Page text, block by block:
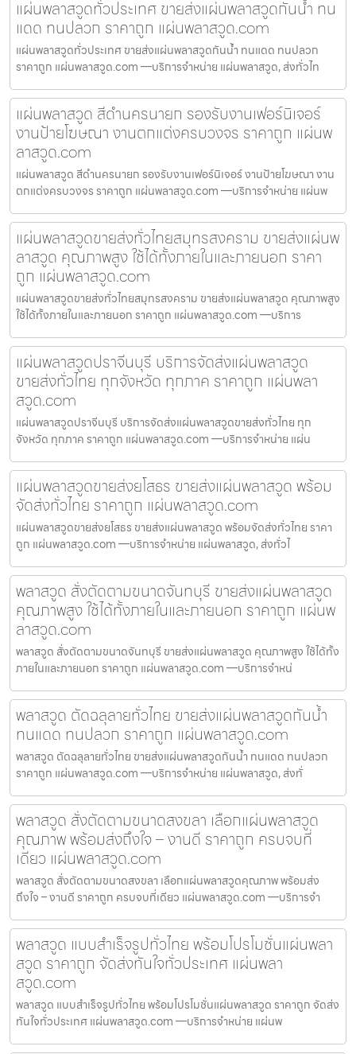
แผ่นพลาสวูดทั่วประเทศ ขายส่งแผ่นพลาสวูดกันน้ำ ทน
แดด ทนปลวก ราคาถูก แผ่นพลาสวูด.com
แผ่นพลาสวูดทั่วประเทศ ขายส่งแผ่นพลาสวูดกันน้ำ ทนแดด ทนปลวก
ราคาถูก แผ่นพลาสวูด.com —บริการจำหน่าย แผ่นพลาสวูด, ส่งทั่วไท
แผ่นพลาสวูด สีดำนครนายก รองรับงานเฟอร์นิเจอร์
งานป้ายโฆษณา งานตกแต่งครบวงจร ราคาถูก แผ่นพ
ลาสวูด.com
แผ่นพลาสวูด สีดำนครนายก รองรับงานเฟอร์นิเจอร์ งานป้ายโฆษณา งาน
ตกแต่งครบวงจร ราคาถูก แผ่นพลาสวูด.com —บริการจำหน่าย แผ่นพ
แผ่นพลาสวูดขายส่งทั่วไทยสมุทรสงคราม ขายส่งแผ่นพ
ลาสวูด คุณภาพสูง ใช้ได้ทั้งภายในและภายนอก ราคา
ถูก แผ่นพลาสวูด.com
แผ่นพลาสวูดขายส่งทั่วไทยสมุทรสงคราม ขายส่งแผ่นพลาสวูด คุณภาพสูง
ใช้ได้ทั้งภายในและภายนอก ราคาถูก แผ่นพลาสวูด.com —บริการ
แผ่นพลาสวูดปราจีนบุรี บริการจัดส่งแผ่นพลาสวูด
ขายส่งทั่วไทย ทุกจังหวัด ทุกภาค ราคาถูก แผ่นพลา
สวูด.com
แผ่นพลาสวูดปราจีนบุรี บริการจัดส่งแผ่นพลาสวูดขายส่งทั่วไทย ทุก
จังหวัด ทุกภาค ราคาถูก แผ่นพลาสวูด.com —บริการจำหน่าย แผ่น
แผ่นพลาสวูดขายส่งยโสธร ขายส่งแผ่นพลาสวูด พร้อม
จัดส่งทั่วไทย ราคาถูก แผ่นพลาสวูด.com
แผ่นพลาสวูดขายส่งยโสธร ขายส่งแผ่นพลาสวูด พร้อมจัดส่งทั่วไทย ราคา
ถูก แผ่นพลาสวูด.com —บริการจำหน่าย แผ่นพลาสวูด, ส่งทั่วไ
พลาสวูด สั่งตัดตามขนาดจันทบุรี ขายส่งแผ่นพลาสวูด
คุณภาพสูง ใช้ได้ทั้งภายในและภายนอก ราคาถูก แผ่นพ
ลาสวูด.com
พลาสวูด สั่งตัดตามขนาดจันทบุรี ขายส่งแผ่นพลาสวูด คุณภาพสูง ใช้ได้ทั้ง
ภายในและภายนอก ราคาถูก แผ่นพลาสวูด.com —บริการจำหน่
พลาสวูด ตัดฉลุลายทั่วไทย ขายส่งแผ่นพลาสวูดกันน้ำ
ทนแดด ทนปลวก ราคาถูก แผ่นพลาสวูด.com
พลาสวูด ตัดฉลุลายทั่วไทย ขายส่งแผ่นพลาสวูดกันน้ำ ทนแดด ทนปลวก
ราคาถูก แผ่นพลาสวูด.com —บริการจำหน่าย แผ่นพลาสวูด, ส่งทั่
พลาสวูด สั่งตัดตามขนาดสงขลา เลือกแผ่นพลาสวูด
คุณภาพ พร้อมส่งถึงใจ – งานดี ราคาถูก ครบจบที่
เดียว แผ่นพลาสวูด.com
พลาสวูด สั่งตัดตามขนาดสงขลา เลือกแผ่นพลาสวูดคุณภาพ พร้อมส่ง
ถึงใจ – งานดี ราคาถูก ครบจบที่เดียว แผ่นพลาสวูด.com —บริการจำ
พลาสวูด แบบสำเร็จรูปทั่วไทย พร้อมโปรโมชั่นแผ่นพลา
สวูด ราคาถูก จัดส่งทันใจทั่วประเทศ แผ่นพลา
สวูด.com
พลาสวูด แบบสำเร็จรูปทั่วไทย พร้อมโปรโมชั่นแผ่นพลาสวูด ราคาถูก จัดส่ง
ทันใจทั่วประเทศ แผ่นพลาสวูด.com —บริการจำหน่าย แผ่นพ